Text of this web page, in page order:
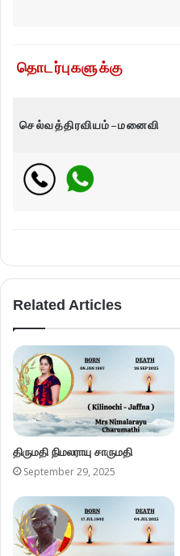
தொடர்புகளுக்கு
செல்வத்திரவியம்–மனைவி
Related Articles
திருமதி நிமலராயு சாருமதி
September 29, 2025